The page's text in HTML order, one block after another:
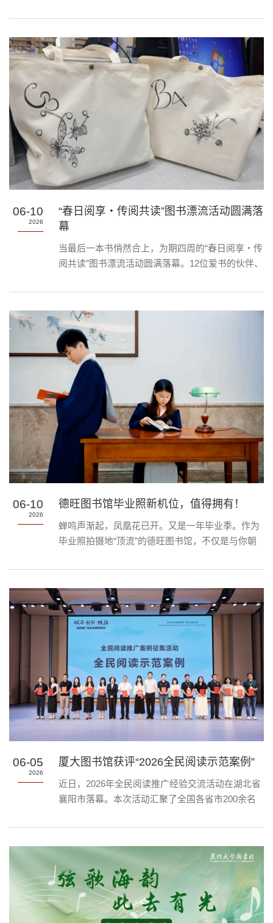
集——翔安校区鸟类趣味科普展展览时间：6月18
日—7月19日展览地点：德旺图书馆3楼D区艺术空
间鸟儿们不止萌，还带着有趣又有料的知识。为何
深夜八闽园总会传来神秘“呱”声？原来是被誉为“百
变Coser”的夜鹭在活动。图中除了展示鸟儿的萌照
和真身，还有学名、居留型、习性和一句话介绍，
方便大家一眼get夜鹭的核心信息。...
06-10
2026
“春日阅享・传阅共读”图书漂流活动圆满落
幕
当最后一本书悄然合上，为期四周的“春日阅享・传
阅共读”图书漂流活动圆满落幕。12位爱书的伙伴、
递着知识的温度。书袋（每一袋内有4本书）这场
旅行，始于对“囤书不读、独自坚持”等阅读困境的
打破。我们甄选了文学、科普、人文、经管四大品
类的16本佳作，以4人小组为单位，用四周轻量传
递的模式，为习惯于快节奏生活的同学们打造一片
无压力、有陪伴的共读绿洲。无需自备书籍，只需
依序传递，...
06-10
2026
德旺图书馆毕业照新机位，值得拥有！
蝉鸣声渐起，凤凰花已开。又是一年毕业季。作为
毕业照拍摄地“顶流”的德旺图书馆，不仅是与你朝
友。既然是好朋友，当然要为你的毕业照锦上添
花！新晋机位、拍摄道具、摄影棚预约、毕业留言
墙……满满的祝福和心意，全都送给你！【毕业照
机位大放送】你最爱的是中庭穹顶与校徽的交相辉
映，还是书架与阅览区的静谧书香？在这些经典机
位之外，德旺图书馆还为大家解锁了多个融汇校本
文化和厦大精神的新晋宝藏机位。...
06-05
2026
厦大图书馆获评“2026全民阅读示范案例”
近日，2026年全民阅读推广经验交流活动在湖北省
襄阳市落幕。本次活动汇聚了全国各省市200余名
干，以“破局·创新·赋能：阅读推广融合发展新路径”
为核心主题，深度交流全民阅读创新发展经验，集
中展示各地阅读推广优质实践成果，为全国图书馆
阅读服务提质增效、融合创新搭建了高水平交流平
台。本次活动共收到来自全国29个省（区、市）
394家单位报送的590个案例。历经多轮筛选与严格